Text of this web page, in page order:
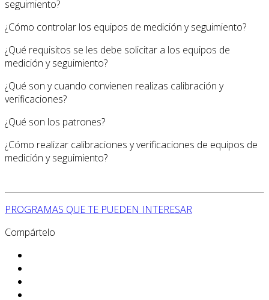
seguimiento?
¿Cómo controlar los equipos de medición y seguimiento?
¿Qué requisitos se les debe solicitar a los equipos de
medición y seguimiento?
¿Qué son y cuando convienen realizas calibración y
verificaciones?
¿Qué son los patrones?
¿Cómo realizar calibraciones y verificaciones de equipos de
medición y seguimiento?
PROGRAMAS QUE TE PUEDEN INTERESAR
Compártelo